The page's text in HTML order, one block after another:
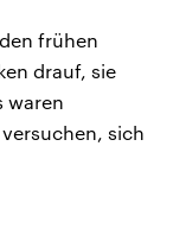
frühen
drauf, sie
waren
sich